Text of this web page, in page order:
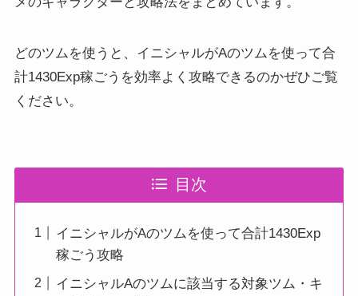
どのツムを使うと、イニシャルがAのツムを使って合
計1430Exp稼ごうを効率よく攻略できるのかぜひご覧
ください。
目次
イニシャルがAのツムを使って合計1430Exp
稼ごう攻略
イニシャルAのツムに該当する対象ツム・キ